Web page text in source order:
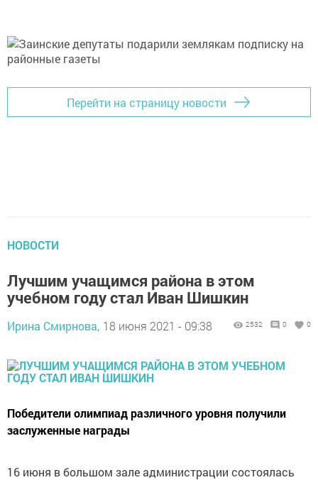
Перейти на страницу новости
НОВОСТИ
Лучшим учащимся района в этом
учебном году стал Иван Шишкин
Ирина Смирнова, 18 июня 2021 - 09:38 2532 0 0
Победители олимпиад различного уровня получили
заслуженные награды
16 июня в большом зале администрации состоялась